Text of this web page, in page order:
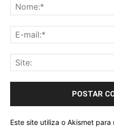
Este site utiliza o Akismet para